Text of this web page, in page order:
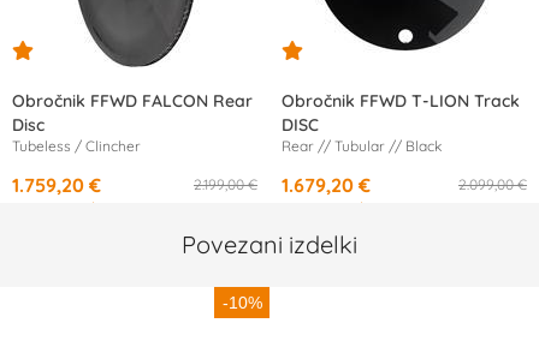
Obročnik FFWD FALCON Rear
Disc
Tubeless / Clincher
2.199,00 €
1.759,20 €
/mesec
Obročnik FFWD T-LION Track
DISC
Rear // Tubular // Black
2.099,00 €
1.679,20 €
/mesec
Povezani izdelki
-10%